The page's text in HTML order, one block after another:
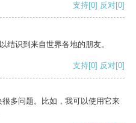
支持[0] 反对[0]
结识到来自世界各地的朋友。
支持[0] 反对[0]
多问题。比如，我可以使用它来